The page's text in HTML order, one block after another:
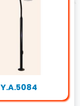
Y.A.5084